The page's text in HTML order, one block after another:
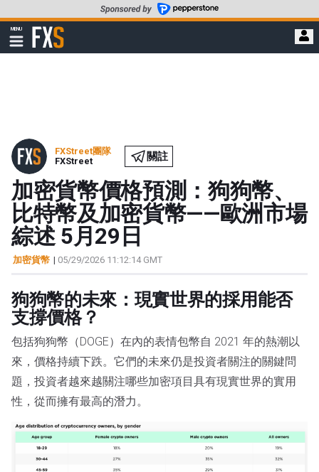
至
要
MENU
顯
示
FXStreet
FXStreet團隊
FXStreet
關註
加密貨幣價格預測：狗狗幣、
比特幣及加密貨幣——歐洲市場
綜述 5月29日
加密貨幣 | 05/29/2026 11:12:14 GMT
狗狗幣的未來：現實世界的採用能否
支撐價格？
包括狗狗幣（DOGE）在內的表情包幣自 2021 年的熱潮以
來，價格持續下跌。它們的未來仍是投資者關注的關鍵問
題，投資者越來越關注哪些加密項目具有現實世界的實用
性，從而擁有最高的潛力。